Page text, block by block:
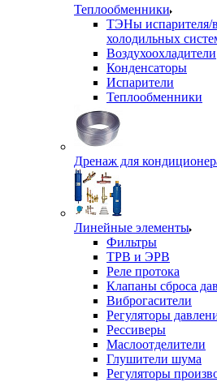
Теплообменники
ТЭНы испарителя/
холодильных
Воздухоохладители
Конденсаторы
Испарители
Теплообменники
Дренаж для
Линейные элементы
Фильтры
ТРВ и ЭРВ
Реле протока
Клапаны сброса
Виброгасители
Регуляторы
Рессиверы
Маслоотделители
Глушители шума
Регуляторы